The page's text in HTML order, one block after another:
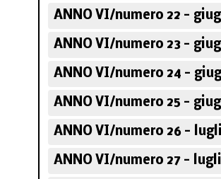
ANNO VI/numero 22 -
ANNO VI/numero 23 -
ANNO VI/numero 24 -
ANNO VI/numero 25 -
ANNO VI/numero 26 -
ANNO VI/numero 27 -